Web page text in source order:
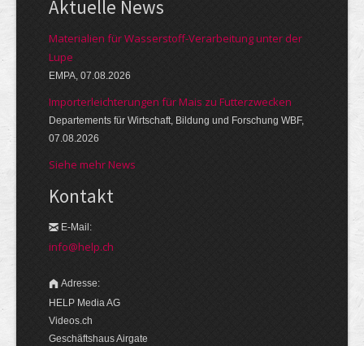
Aktuelle News
Materialien für Wasserstoff-Verarbeitung unter der
Lupe
EMPA, 07.08.2026
Importerleichterungen für Mais zu Futterzwecken
Departements für Wirtschaft, Bildung und Forschung WBF,
07.08.2026
Siehe mehr News
Kontakt
E-Mail:
info@help.ch
Adresse:
HELP Media AG
Videos.ch
Geschäftshaus Airgate